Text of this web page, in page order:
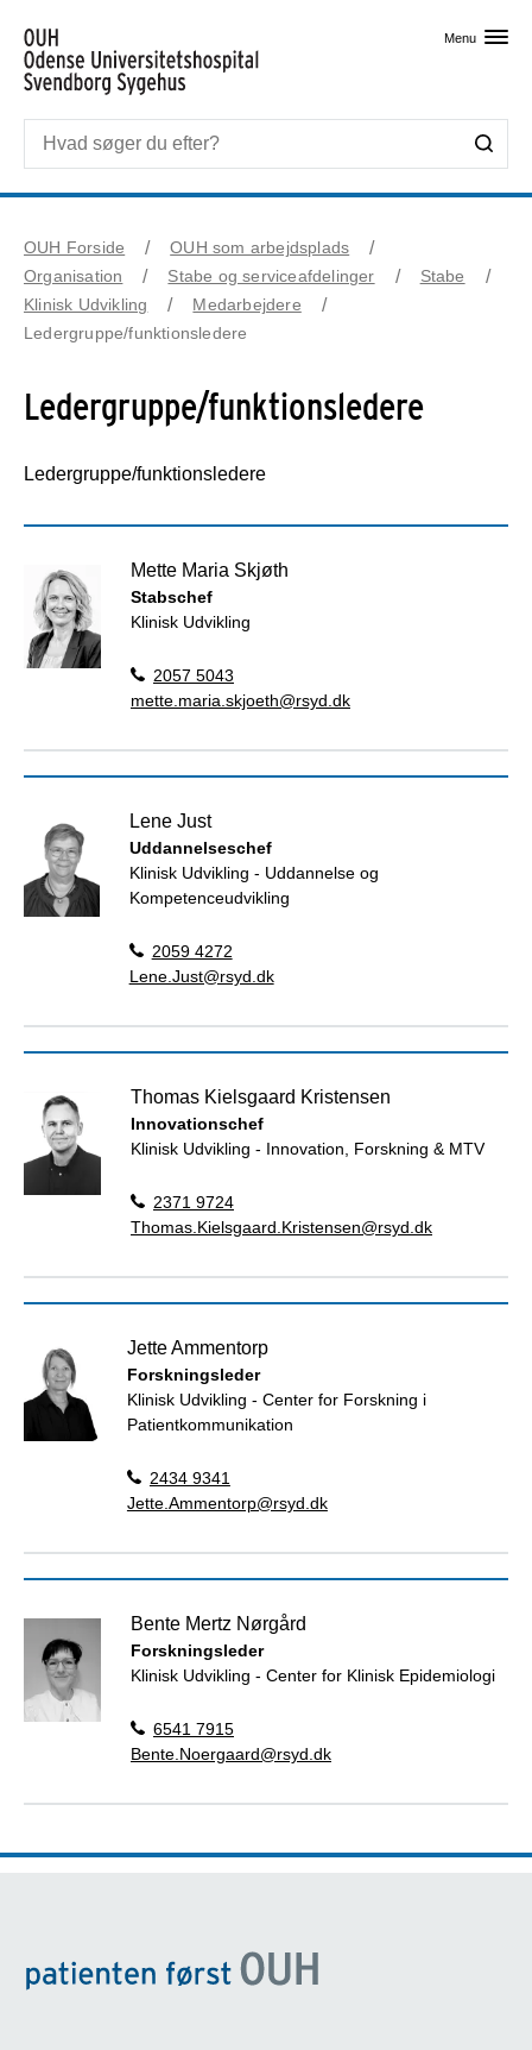
Menu
OUH Forside
OUH som arbejdsplads
Organisation
Stabe og serviceafdelinger
Stabe
Klinisk Udvikling
Medarbejdere
Ledergruppe/funktionsledere
Ledergruppe/funktionsledere
Ledergruppe/funktionsledere
Mette Maria Skjøth
Stabschef
Klinisk Udvikling
2057 5043
mette.maria.skjoeth@rsyd.dk
Lene Just
Uddannelseschef
Klinisk Udvikling - Uddannelse og
Kompetenceudvikling
2059 4272
Lene.Just@rsyd.dk
Thomas Kielsgaard Kristensen
Innovationschef
Klinisk Udvikling - Innovation, Forskning & MTV
2371 9724
Thomas.Kielsgaard.Kristensen@rsyd.dk
Jette Ammentorp
Forskningsleder
Klinisk Udvikling - Center for Forskning i
Patientkommunikation
2434 9341
Jette.Ammentorp@rsyd.dk
Bente Mertz Nørgård
Forskningsleder
Klinisk Udvikling - Center for Klinisk Epidemiologi
6541 7915
Bente.Noergaard@rsyd.dk